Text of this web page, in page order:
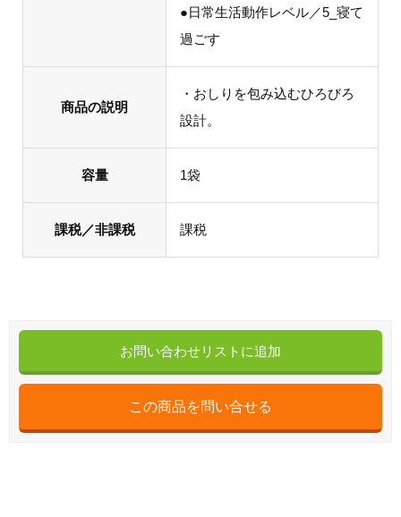
●日常生活動作レベル／5_寝て
過ごす
商品の説明
・おしりを包み込むひろびろ
設計。
容量 1袋
課税／非課税 課税
お問い合わせリストに追加